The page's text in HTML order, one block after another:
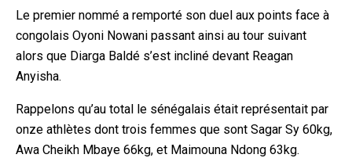
Le premier nommé a remporté son duel aux points face à
congolais Oyoni Nowani passant ainsi au tour suivant
alors que Diarga Baldé s’est incliné devant Reagan
Anyisha.
Rappelons qu’au total le sénégalais était représentait par
onze athlètes dont trois femmes que sont Sagar Sy 60kg,
Awa Cheikh Mbaye 66kg, et Maimouna Ndong 63kg.